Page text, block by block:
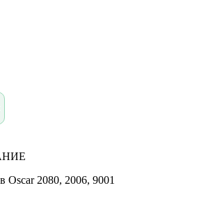
Oscar 2080, 2006, 9001